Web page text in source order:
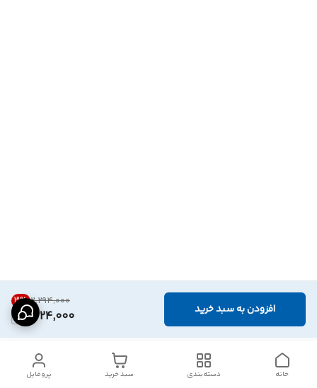
۲٬۲۹۴٬۰۰۰ 3%
2,224,000 افزودن به سبد خرید
پروفایل سبد خرید دسته‌بندی خانه